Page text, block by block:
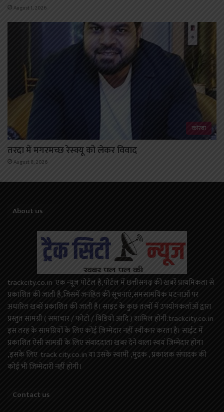
August 1, 2026
कोरबा
तरदा में मगरमच्छ रेस्क्यू को लेकर विवाद
August 8, 2026
About us
trackcity.co.in एक न्यूज़ पोर्टल है,पोर्टल में छत्तीसगढ़ की खबरें प्राथमिकता से
प्रकाशित की जाती है,जिसमें जनहित की सूचनाएं,समसामयिक घटनाओं पर
अधारित खबरें प्रकाशित की जाती है। साइट के कुछ तत्वों में उपयोगकर्ताओं द्वारा
प्रस्तुत सामग्री ( समाचार / फोटो / विडियो आदि ) शामिल होगी.trackcity.co.in
इस तरह के सामग्रियों के लिए कोई ज़िम्मेदार नहीं स्वीकार करता है। साईट में
प्रकाशित ऐसी सामग्री के लिए संवाददाता खबर देने वाला स्वयं जिम्मेदार होगा
,इसके लिए track city.co.in या उसके स्वामी ,मुद्रक , प्रकाशक संपादक की
कोई भी जिम्मेदारी नहीं होगी।
Contact us